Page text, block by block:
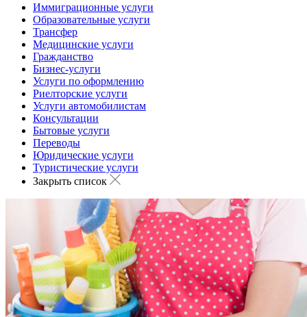
Иммиграционные услуги
Образовательные услуги
Трансфер
Медицинские услуги
Гражданство
Бизнес-услуги
Услуги по оформлению
Риелторские услуги
Услуги автомобилистам
Консультации
Бытовые услуги
Переводы
Юридические услуги
Туристические услуги
Закрыть список